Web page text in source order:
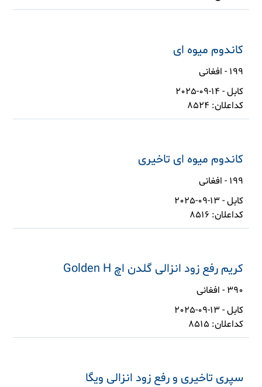
کاندوم میوه ای
199 - افغانی
کابل - 14-09-2025
کداعلان: 8524
کاندوم میوه ای تاخیری
199 - افغانی
کابل - 13-09-2025
کداعلان: 8516
کریم رفع زود انزالی گلدن اچ Golden H
390 - افغانی
کابل - 13-09-2025
کداعلان: 8515
سپری تاخیری و رفع زود انزالی ویگا